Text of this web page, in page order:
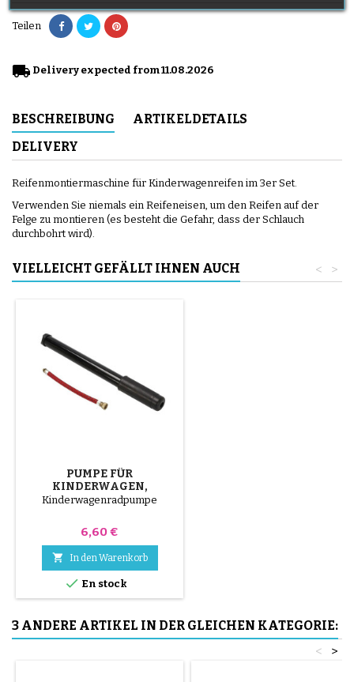
Teilen
local_shipping Delivery expected from 11.08.2026
BESCHREIBUNG
ARTIKELDETAILS
DELIVERY
Reifenmontiermaschine für Kinderwagenreifen im 3er Set.
Verwenden Sie niemals ein Reifeneisen, um den Reifen auf der
Felge zu montieren (es besteht die Gefahr, dass der Schlauch
durchbohrt wird).
VIELLEICHT GEFÄLLT IHNEN AUCH >
<
PUMPE FÜR
KINDERWAGEN,
FAHRRAD, ROLLER
Kinderwagenradpumpe
Preis
6,60 €
 In den Warenkorb
 En stock
3 ANDERE ARTIKEL IN DER GLEICHEN KATEGORIE:
>
<